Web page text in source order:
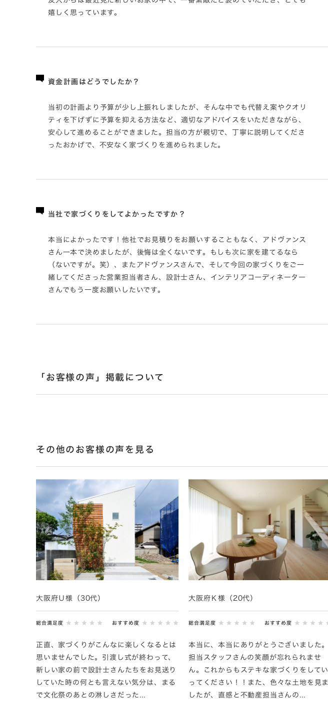
嬉しく思っています。
資金計画はどうでしたか？
当初の計画より予算が少し上振れしましたが、そんな中でも代替え案やクオリ
ティを下げずに予算を抑える方法など、適切なアドバイスをいただきながら、
安心して進めることができました。担当の方が親切で、丁寧に説明してくださ
ったおかげで、不安なく家づくりを進められました。
当社で家づくりをしてよかったですか？
本当によかったです！他社でお見積りをお願いすることもなく、アドヴァンス
さん一本で決めましたが、後悔は全くないです。もしも次に家を建てるなら
（ないですが。笑）、またアドヴァンスさんで、そして今回の家づくりをご一
緒してくださった営業担当者さん、設計士さん、インテリアコーディネーター
さんでもう一度お願いしたいです。
「お客様の声」掲載について
その他のお客様の声を見る
大阪府Ｕ様（30代）
総合満足度 おすすめ度
正直、家づくりがこんなに楽しくなるとは
思いませんでした。引渡し式が終わって、
新しい家の前で設計士さんたちをお見送り
していた時の何とも言えない気分は、まる
で文化祭のあとの淋しさだった...
大阪府Ｋ様（20代）
総合満足度 おすすめ度
本当に、本当にありがとうございました。
担当スタッフさんの笑顔が忘れられませ
ん。これからもステキな家づくりをしてい
ってください！！また、色々な土地を見ま
したが、直感と不動産担当さんの...